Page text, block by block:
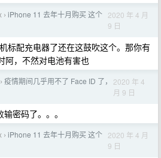
› iPhone 11 去年十月购买 这个 2020 年 4 月
9 日
标配充电器了还在这鼓吹这个。那你有
阿，不然对电池有害也
› 疫情期间几乎用不了 Face ID 了，
2020 年 4
月 9 日
密码了。。。
› iPhone 11 去年十月购买 这个 2020 年 4 月
9 日